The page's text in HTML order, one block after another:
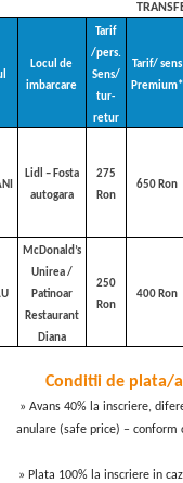
Locul de
imbarcare
Tarif
/pers.
Sens/
tur-
retur
Tarif/ sens
Premium*
Lidl – Fosta
autogara
275
Ron
650 Ron
McDonald’s
Unirea /
Patinoar
Restaurant
Diana
250
Ron
400 Ron
Conditii de plata/
» Avans 40% la inscriere,
anulare (safe price) – conform
» Plata 100% la inscriere in